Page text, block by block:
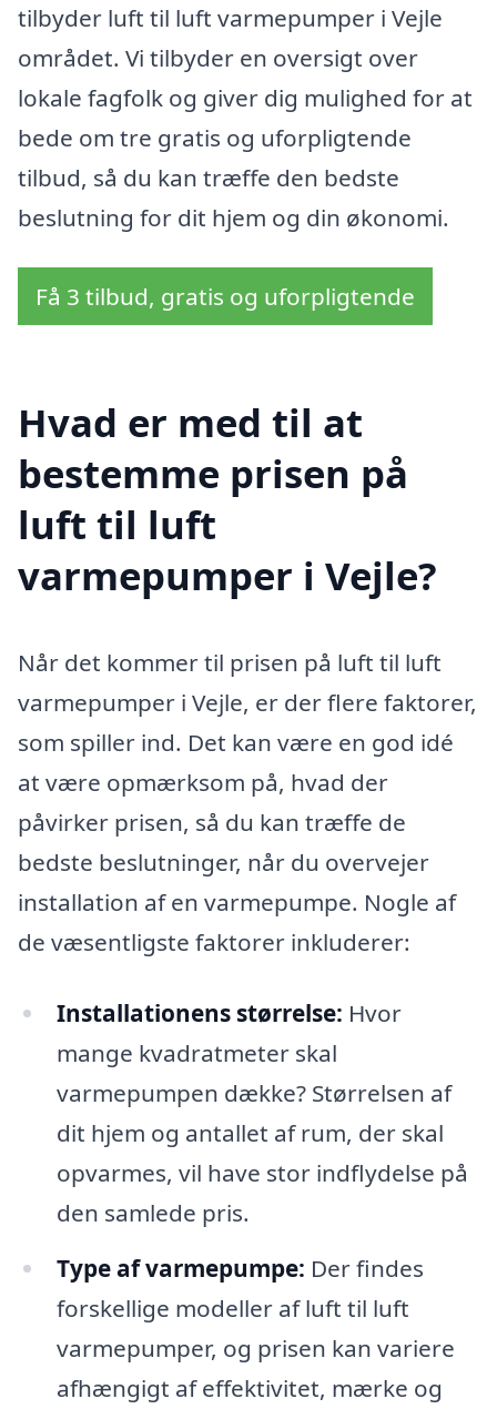
tilbyder luft til luft varmepumper i Vejle
området. Vi tilbyder en oversigt over
lokale fagfolk og giver dig mulighed for at
bede om tre gratis og uforpligtende
tilbud, så du kan træffe den bedste
beslutning for dit hjem og din økonomi.
Få 3 tilbud, gratis og uforpligtende
Hvad er med til at
bestemme prisen på
luft til luft
varmepumper i Vejle?
Når det kommer til prisen på luft til luft
varmepumper i Vejle, er der flere faktorer,
som spiller ind. Det kan være en god idé
at være opmærksom på, hvad der
påvirker prisen, så du kan træffe de
bedste beslutninger, når du overvejer
installation af en varmepumpe. Nogle af
de væsentligste faktorer inkluderer:
Installationens størrelse: Hvor
mange kvadratmeter skal
varmepumpen dække? Størrelsen af
dit hjem og antallet af rum, der skal
opvarmes, vil have stor indflydelse på
den samlede pris.
Type af varmepumpe: Der findes
forskellige modeller af luft til luft
varmepumper, og prisen kan variere
afhængigt af effektivitet, mærke og